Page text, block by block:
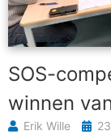
SOS-
winnen
Erik Wille